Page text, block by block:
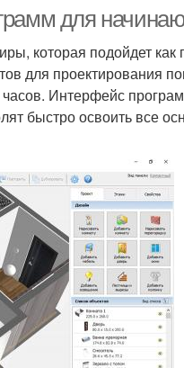
для
которая подойдет как
для проектирования
часов. Интерфейс
быстро освоить все